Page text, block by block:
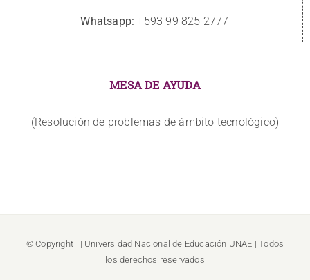
Whatsapp: +593 99 825 2777
MESA DE AYUDA
(Resolución de problemas de ámbito tecnológico)
© Copyright | Universidad Nacional de Educación UNAE | Todos
los derechos reservados